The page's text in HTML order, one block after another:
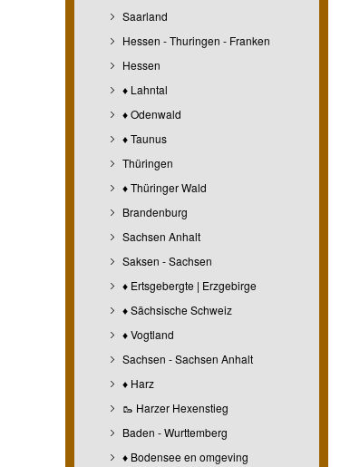
Saarland
Hessen - Thuringen - Franken
Hessen
♦ Lahntal
♦ Odenwald
♦ Taunus
Thüringen
♦ Thüringer Wald
Brandenburg
Sachsen Anhalt
Saksen - Sachsen
♦ Ertsgebergte | Erzgebirge
♦ Sächsische Schweiz
♦ Vogtland
Sachsen - Sachsen Anhalt
♦ Harz
🥾 Harzer Hexenstieg
Baden - Wurttemberg
♦ Bodensee en omgeving